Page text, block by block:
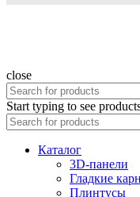
close
Start typing to see
Каталог
3D-панели
Гладкие
Плинтусы